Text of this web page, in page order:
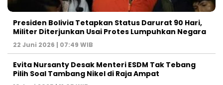
Presiden Bolivia Tetapkan Status Darurat 90 Hari,
Militer Diterjunkan Usai Protes Lumpuhkan Negara
22 Juni 2026 | 07:49 WIB
Evita Nursanty Desak Menteri ESDM Tak Tebang
Pilih Soal Tambang Nikel di Raja Ampat